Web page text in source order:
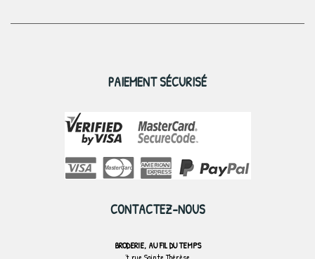
PAIEMENT SÉCURISÉ
CONTACTEZ-NOUS
BRODERIE, AU FIL DU TEMPS